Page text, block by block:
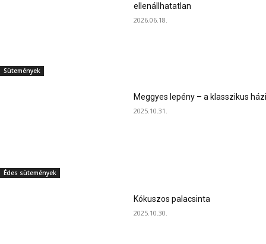
Sütemények
ellenállhatatlan
2026.06.18.
Édes sütemények
Meggyes lepény – a klasszikus
2025.10.31.
Kókuszos palacsinta
2025.10.30.